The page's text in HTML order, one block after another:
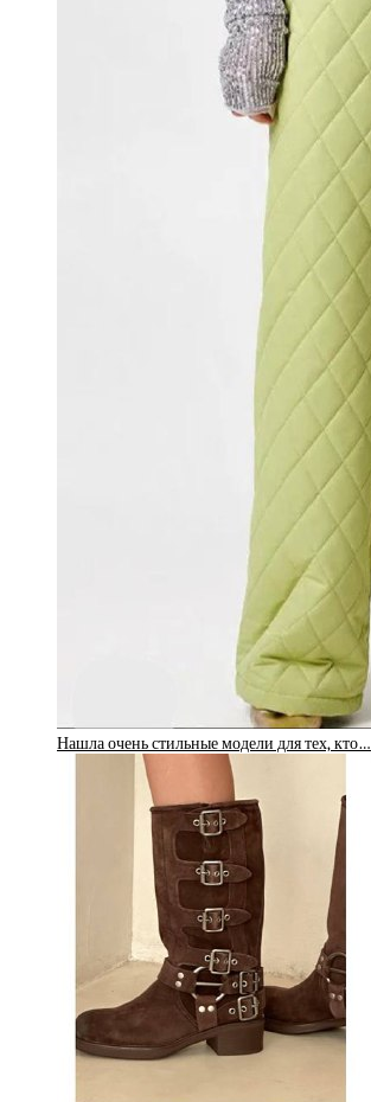
Нашла очень стильные модели для тех, кто…